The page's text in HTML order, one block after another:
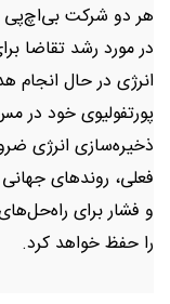
هر دو شرکت بی‌اچ‌پی
در مورد رشد تقاضا
انرژی در حال انجام
پورتفولیوی خود در
ذخیره‌سازی انرژی
فعلی، روندهای
و فشار برای
را حفظ خواهد کرد.